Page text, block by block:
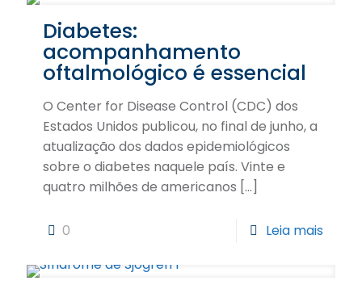
Diabetes:
acompanhamento
oftalmológico é essencial
O Center for Disease Control (CDC) dos
Estados Unidos publicou, no final de junho, a
atualização dos dados epidemiológicos
sobre o diabetes naquele país. Vinte e
quatro milhões de americanos […]
0 Leia mais